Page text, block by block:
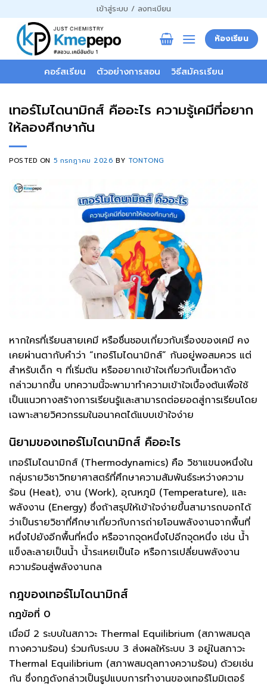
ไป
เนื้อหา
เข้าสู่ระบบ / ลงทะเบียน
ห้องเรียน
คอร์สเรียน ตัวอย่างการสอน วิธีสมัครเรียน
เทอร์โมไดนามิกส์ คืออะไร ความรู้เคมีที่อยาก
ให้ลองศึกษากัน
POSTED ON 5 กรกฎาคม 2026 BY TONTONG
หากใครที่เรียนสายเคมี หรือชื่นชอบเกี่ยวกับเรื่องของเคมี คง
เคยผ่านตากับคำว่า “เทอร์โมไดนามิกส์” กันอยู่พอสมควร แต่
สำหรับเด็ก ๆ ที่เริ่มต้น หรืออยากเข้าใจเกี่ยวกับเนื้อหาดัง
กล่าวมากขึ้น บทความนี้จะพามาทำความเข้าใจเบื้องต้นเพื่อใช้
เป็นแนวทางสร้างการเรียนรู้และสามารถต่อยอดสู่การเรียนโดย
เฉพาะสายวิศวกรรมในอนาคตได้แบบเข้าใจง่าย
นิยามของเทอร์โมไดนามิกส์ คืออะไร
เทอร์โมไดนามิกส์ (Thermodynamics) คือ วิชาแขนงหนึ่งใน
กลุ่มรายวิชาวิทยาศาสตร์ที่ศึกษาความสัมพันธ์ระหว่างความ
ร้อน (Heat), งาน (Work), อุณหภูมิ (Temperature), และ
พลังงาน (Energy) ซึ่งถ้าสรุปให้เข้าใจง่ายขึ้นสามารถบอกได้
ว่าเป็นรายวิชาที่ศึกษาเกี่ยวกับการถ่ายโอนพลังงานจากพื้นที่
หนึ่งไปยังอีกพื้นที่หนึ่ง หรือจากจุดหนึ่งไปอีกจุดหนึ่ง เช่น น้ำ
แข็งละลายเป็นน้ำ น้ำระเหยเป็นไอ หรือการเปลี่ยนพลังงาน
ความร้อนสู่พลังงานกล
กฎของเทอร์โมไดนามิกส์
กฎข้อที่ 0
เมื่อมี 2 ระบบในสภาวะ Thermal Equilibrium (สภาพสมดุล
ทางความร้อน) ร่วมกับระบบ 3 ส่งผลให้ระบบ 3 อยู่ในสภาวะ
Thermal Equilibrium (สภาพสมดุลทางความร้อน) ด้วยเช่น
กัน ซึ่งกฎดังกล่าวเป็นรูปแบบการทำงานของเทอร์โมมิเตอร์